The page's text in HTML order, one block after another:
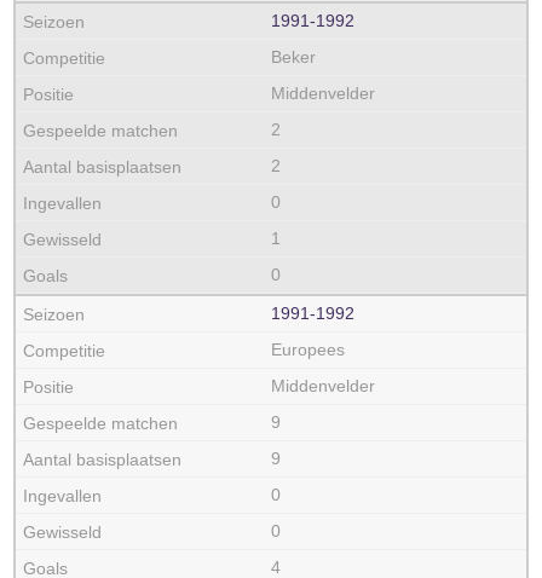
1991‑1992
Beker
Middenvelder
2
2
0
1
0
1991‑1992
Europees
Middenvelder
9
9
0
0
4